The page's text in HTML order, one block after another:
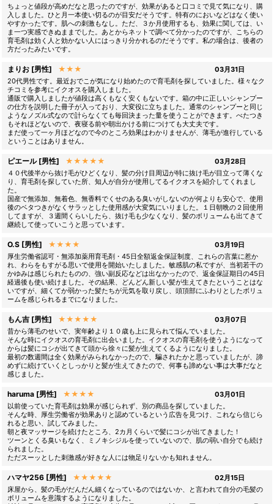
ちょっと値段が高めだなと思ったのですが、効果があると口コミで見て気になり、購
入しました。ひと月一本使い切るのが目安だそうです。特有のにおいなどはなく使い
やすかったです。肌への刺激もなし。ただ、３か月使用するも、効果に関しては、い
ま一つ実感できぬままでした。あとからネットで調べて分かったのですが、こちらの
育毛剤は効く人と効かない人にはっきり分かれるのだそうです。私の場合は、後者の
方だったみたいです。
まりお [男性] ★★★
03月31日
20代男性です。最近おでこが気になり始めたので育毛剤を探していました。様々なク
チコミを参考にイクオスを購入しました。
通販で購入しましたが値段は高くもなく安くもないです。箱の中に正しいシャンプー
の仕方を説明した冊子が入っており、大変役に立ちました。通常のシャンプーと同じ
ようなノズル式なので計らなくても毎回決まった量を使うことができます。べたつき
もそれほどないので、夜寝る前や朝出かける前につけても大丈夫です。
まだ使って一ヶ月ほどなので今のところ効果はわかりませんが、薄毛が進行している
ということはありません。
ピエール [男性] ★★★★★
03月28日
４０代後半から抜け毛がひどくなり、髪の分け目周辺が特に抜け毛が目立って薄くな
り、育毛剤を探していた所、知人が自分が使用してるイクオスを紹介してくれまし
た。
国産で無添加、無着色、無香料でくせのある臭いがしないのが何よりも安心で、使用
後のベタつきがなくサラッとした使用感が大変気にいりました。１日朝晩の２回使用
してますが、３週間くらいしたら、抜け毛も少なくなり、髪のボリュームも出てきて
継続して使っていこうと思っています。
O.S [男性] ★★★★
03月19日
厚生労働省認可・無添加薬用育毛剤・45日全額返金保証制度、これらの言葉に惹か
れ、わらをもすがる思いで使用を開始いたしました。敏感肌の私ですが、当初若干の
かゆみは感じられたものの、強い副反応などは出なかったので、返金保証期日の45日
経過後も使い続けました。その結果、どんどん新しい髪が生えてきたということはな
いですが、細くてか弱かった髪たちが元気を取り戻し、頭頂部にふわりとしたボリュ
ームを感じられるまでになりました。
もん吉 [男性] ★★★★★
03月07日
昔から薄毛のせいで、実年齢より１０歳も上に見られて悩んでいました。
そんな時にイクオスの育毛剤に出会いました。イクオスの育毛剤を使うようになって
からは髪にコシが出てきて頭から徐々に髪が生えてくるようになりました。
最初の数週間は全く効果がみられなかったので、騙されたかと思っていましたが、諦
めずに続けていくとしっかりと髪が生えてきたので、何事も諦めない事は大事だなと
感じました。
haruma [男性] ★★★★
03月01日
以前使っていた育毛剤は効果が感じられず、別の商品を探していました。
そんな時、厚生労働省が効果ありと認めているという広告を見つけ、これなら信じら
れると思い、試してみました。
朝と夜マッサージを続けたところ、2カ月くらいで髪にコシが出てきました！
ツーンとくる臭いもなく、ミノキシジルを使っていないので、肌の弱い自分でも続け
られました。
ただスーッとした刺激感が好きな人には物足りないかも知れません。
ハマヤ256 [男性] ★★★★★
02月15日
床屋から、髪の毛がだんだん細くなっているのではないか、と言われて自分の毛髪の
ボリュームを意識するようになりました。